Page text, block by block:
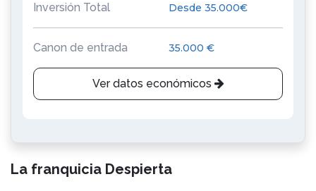
Inversión Total Desde 35.000€
Canon de entrada 35.000 €
Ver datos económicos
La franquicia Despierta